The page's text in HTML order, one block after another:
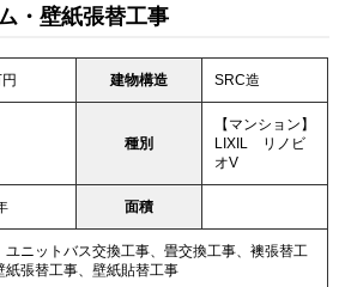
・壁紙張替工事
建物構造 SRC造
種別
【マンション】
LIXIL リノビ
オV
面積
ユニットバス交換工事、畳交換工事、襖張替工
紙張替工事、壁紙貼替工事